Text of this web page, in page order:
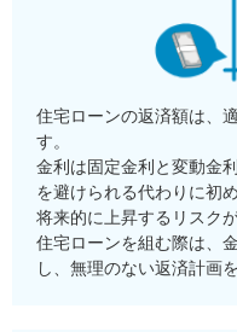
住宅ローンの返済額は、
す。
金利は固定金利と変動金
を避けられる代わりに初
将来的に上昇するリスク
住宅ローンを組む際は、
し、無理のない返済計画